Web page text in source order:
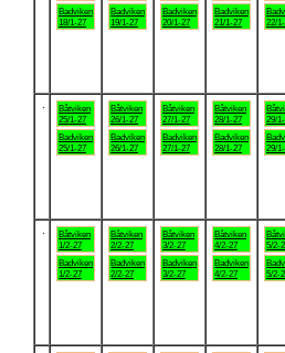
Badviken
18/1-27
Badviken
19/1-27
Badviken
20/1-27
Badviken
21/1-27
22/
Båtviken
25/1-27
Badviken
25/1-27
Båtviken
26/1-27
Badviken
26/1-27
Båtviken
27/1-27
Badviken
27/1-27
Båtviken
28/1-27
Badviken
28/1-27
29/
29/
Båtviken
1/2-27
Badviken
1/2-27
Båtviken
2/2-27
Badviken
2/2-27
Båtviken
3/2-27
Badviken
3/2-27
Båtviken
4/2-27
Badviken
4/2-27
5/2-
5/2-